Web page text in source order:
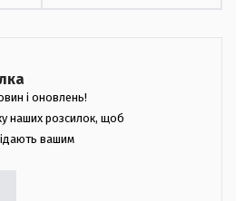
і оновлень!
наших розсилок, щоб
вашим